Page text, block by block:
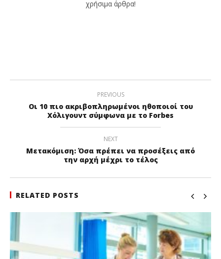
χρήσιμα άρθρα!
PREVIOUS
Οι 10 πιο ακριβοπληρωμένοι ηθοποιοί του
Χόλιγουντ σύμφωνα με το Forbes
NEXT
Μετακόμιση: Όσα πρέπει να προσέξεις από
την αρχή μέχρι το τέλος
RELATED POSTS